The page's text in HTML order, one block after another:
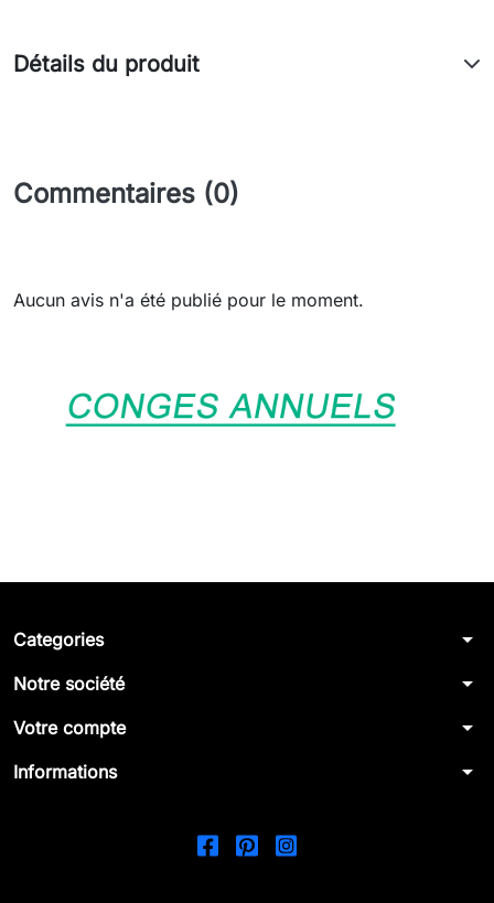
Détails du produit
Commentaires (0)
Aucun avis n'a été publié pour le moment.
Categories arrow_drop_down
Notre société arrow_drop_down
Votre compte arrow_drop_down
Informations arrow_drop_down